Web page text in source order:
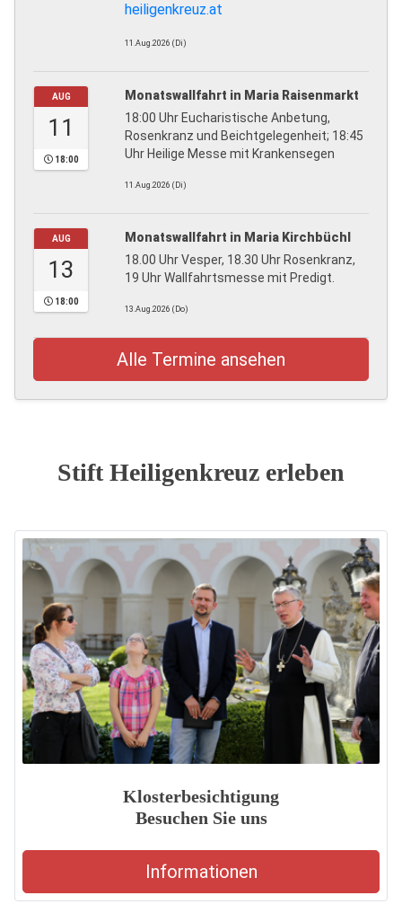
heiligenkreuz.at
11.Aug.2026 (Di)
AUG
11
18:00
Monatswallfahrt in Maria Raisenmarkt
18:00 Uhr Eucharistische Anbetung,
Rosenkranz und Beichtgelegenheit; 18:45
Uhr Heilige Messe mit Krankensegen
11.Aug.2026 (Di)
AUG
13
18:00
Monatswallfahrt in Maria Kirchbüchl
18.00 Uhr Vesper, 18.30 Uhr Rosenkranz,
19 Uhr Wallfahrtsmesse mit Predigt.
13.Aug.2026 (Do)
Alle Termine ansehen
Stift Heiligenkreuz erleben
Klosterbesichtigung
Besuchen Sie uns
Informationen